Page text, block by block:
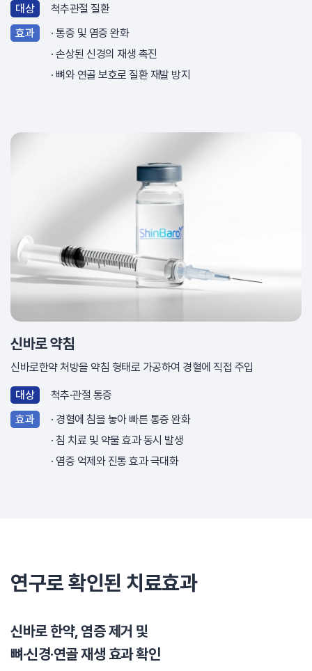
대상
척추관절 질환
효과
통증 및 염증 완화
손상된 신경의 재생 촉진
뼈와 연골 보호로 질환 재발 방지
신바로 약침
신바로한약 처방을 약침 형태로 가공하여 경혈에 직접 주입
대상
척추·관절 통증
효과
경혈에 침을 놓아 빠른 통증 완화
침 치료 및 약물 효과 동시 발생
염증 억제와 진통 효과 극대화
연구로 확인된 치료효과
신바로 한약, 염증 제거 및
뼈·신경·연골 재생 효과 확인